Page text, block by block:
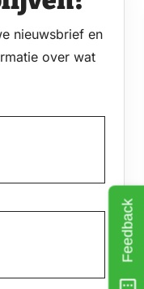
nieuwsbrief en
over wat
Feedback